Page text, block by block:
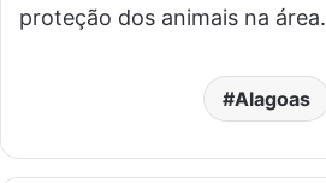
proteção dos animais na área.
Alagoas